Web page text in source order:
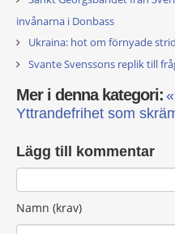
invånarna i Donbass
Ukraina: hot om förnyade
Svante Svenssons replik till
Mer i denna kategori:
Yttrandefrihet som
Lägg till kommentar
Namn (krav)